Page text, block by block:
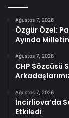
Ağustos 7, 2026
Özgür Özel:
Ayında
Ağustos 7, 2026
CHP Sözcüsü
Ağustos 7, 2026
İncirliova’da
Etkiledi